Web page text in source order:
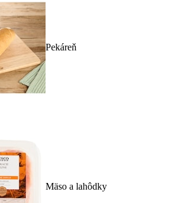
Pekáreň
Mäso a lahôdky